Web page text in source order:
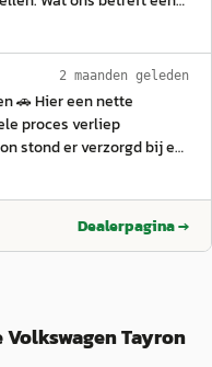
2 maanden geleden
🚗 Hier een nette
proces verliep
stond er verzorgd bij en
uit te leggen over de
als toekomstig
voor de staat en
klantgerichtheid
Dealerpagina →
Tayron